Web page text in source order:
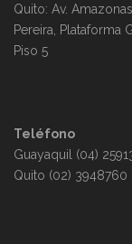
Quito: Av.
Pereira, Plataforma
Piso 5
Teléfono
Guayaquil (04)
Quito (02) 3948760